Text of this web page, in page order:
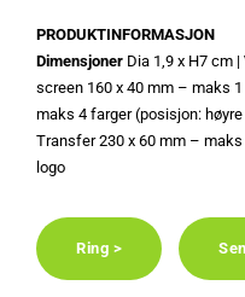
PRODUKTINFORMASJON
Dimensjoner Dia 1,9 x H7 cm |
screen 160 x 40 mm – maks
maks 4 farger (posisjon:
Transfer 230 x 60 mm –
logo
Ring >